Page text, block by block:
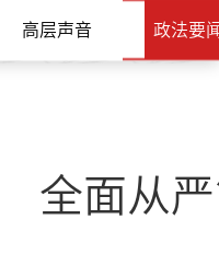
高层声音 政法要
全面从